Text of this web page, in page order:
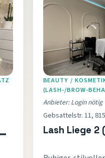
BEAUTY /
(LASH-/BROW-
Anbieter: Login nötig
Gebsattelstr. 11,
Lash Liege 2